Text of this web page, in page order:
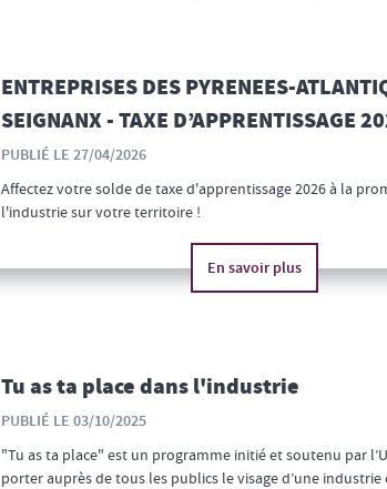
ENTREPRISES DES PYRENEES-
SEIGNANX - TAXE D’APPRENTISSAGE
PUBLIÉ LE 27/04/2026
Affectez votre solde de taxe d'apprentissage 2026 à la
l'industrie sur votre territoire !
En savoir plus
Tu as ta place dans l'industrie
PUBLIÉ LE 03/10/2025
"Tu as ta place" est un programme initié et soutenu par
porter auprès de tous les publics le visage d’une industrie